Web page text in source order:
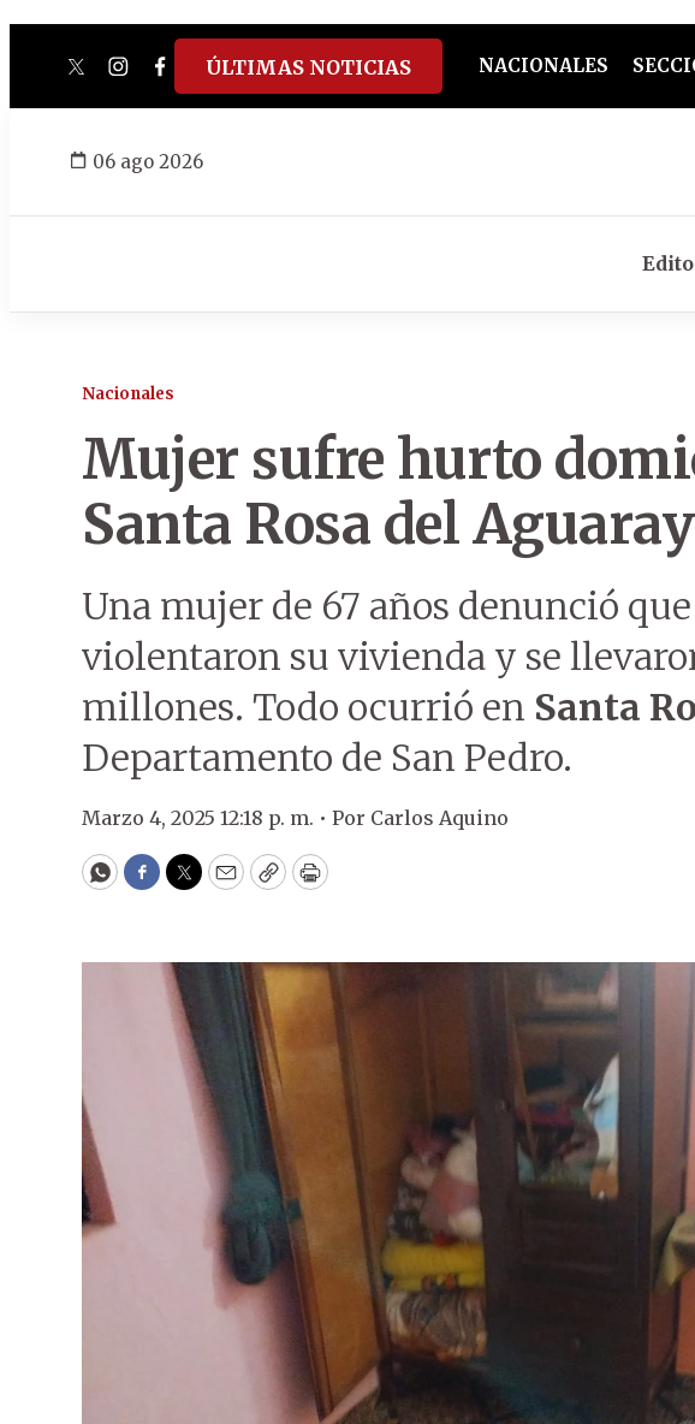
twitterinstagram
facebook
tiktokyoutube
spotify
ÚLTIMAS NOTICIAS NACIONALES
06 ago 2026
Nacionales
Mujer sufre hurto
Santa Rosa del Aguaray
Una mujer de 67 años denunció
violentaron su vivienda y se
millones. Todo ocurrió en Santa
Departamento de San Pedro.
Marzo 4, 2025 12:18 p. m. • Por Carlos Aquino
WhatsApp
Facebook
Twitter
EmailCopyPrint